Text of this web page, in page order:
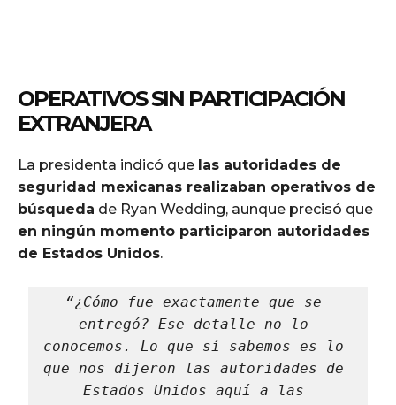
OPERATIVOS SIN PARTICIPACIÓN
EXTRANJERA
La presidenta indicó que las autoridades de
seguridad mexicanas realizaban operativos de
búsqueda de Ryan Wedding, aunque precisó que
en ningún momento participaron autoridades
de Estados Unidos.
“¿Cómo fue exactamente que se
entregó? Ese detalle no lo
conocemos. Lo que sí sabemos es lo
que nos dijeron las autoridades de
Estados Unidos aquí a las